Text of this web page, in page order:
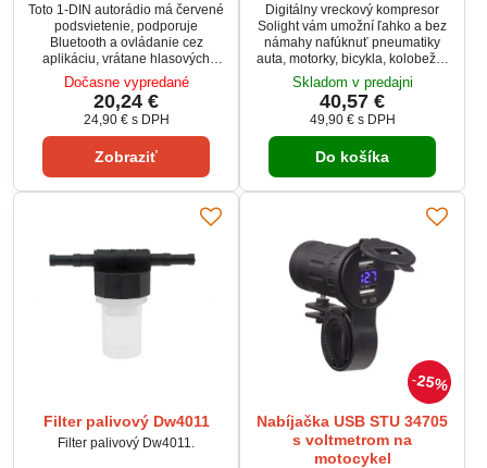
Toto 1-DIN autorádio má červené
podsvietenie, podporuje
Bluetooth a ovládanie cez
aplikáciu, vrátane hlasových
hovorov. Má výstupný výkon 4 x
25 W a ekvalizér s viacerými
režimami. Disponuje USB portmi,
AUX vstupom, slotom na
microSD kartu a RDS tunerom s
pamäťou na FM/AM kanály.
Dočasne vypredané
20,24 €
24,90 € s DPH
Zobraziť
Digitálny vreckový kompresor
Solight vám umožní ľahko a bez
námahy nafúknuť pneumatiky
auta, motorky, bicykla, kolobežky
alebo nafúknuť loptu či iné
nafukovacie výrobky. Je
vybavená svetlom LED, takže vás
nesklame ani v tme.
Skladom v predajni
40,57 €
49,90 € s DPH
Do košíka
Filter palivový Dw4011
Filter palivový Dw4011.
25%
Nabíjačka USB STU 34705
s voltmetrom na
motocykel